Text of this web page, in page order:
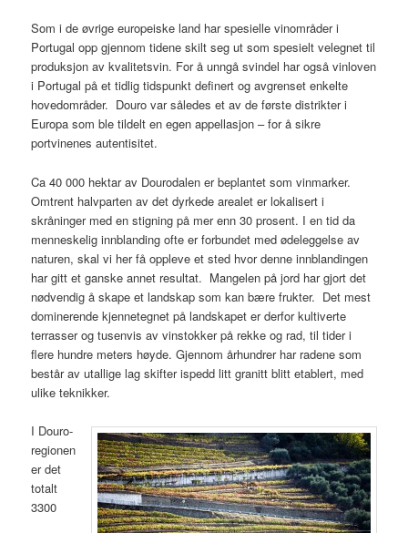
Som i de øvrige europeiske land har spesielle vinområder i
Portugal opp gjennom tidene skilt seg ut som spesielt velegnet til
produksjon av kvalitetsvin. For å unngå svindel har også vinloven
i Portugal på et tidlig tidspunkt definert og avgrenset enkelte
hovedområder. Douro var således et av de første distrikter i
Europa som ble tildelt en egen appellasjon – for å sikre
portvinenes autentisitet.
Ca 40 000 hektar av Dourodalen er beplantet som vinmarker.
Omtrent halvparten av det dyrkede arealet er lokalisert i
skråninger med en stigning på mer enn 30 prosent. I en tid da
menneskelig innblanding ofte er forbundet med ødeleggelse av
naturen, skal vi her få oppleve et sted hvor denne innblandingen
har gitt et ganske annet resultat. Mangelen på jord har gjort det
nødvendig å skape et landskap som kan bære frukter. Det mest
dominerende kjennetegnet på landskapet er derfor kultiverte
terrasser og tusenvis av vinstokker på rekke og rad, til tider i
flere hundre meters høyde. Gjennom århundrer har radene som
består av utallige lag skifter ispedd litt granitt blitt etablert, med
ulike teknikker.
I Douro-
regionen
er det
totalt
3300